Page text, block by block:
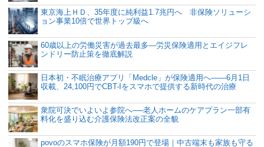
東京海上ＨＤ、35年度に純利益1.7兆円へ 非保険ソリューシ
ョン事業10倍で世界トップ級へ
60歳以上の労働災害が過去最多―労災保険適用とエイジフレ
ンドリー防止策を徹底解説
日本初・不眠治療アプリ「Medcle」が保険適用へ――6月1日
収載、24,100円でCBT-Iをスマホで提供する新時代の治療
衆院可決でいよいよ参院へ──老人ホームのケアプラン一部有
料化を盛り込む介護保険法改正案の全貌
povoのスマホ保険が月額190円で登場｜中古端末も家族も守る